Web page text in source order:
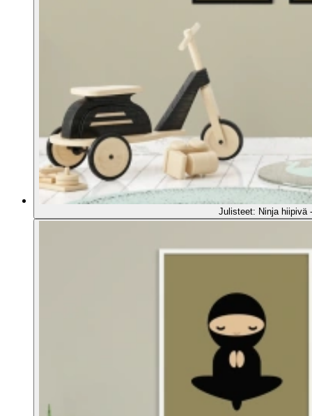
Julisteet: Ninja hiipivä